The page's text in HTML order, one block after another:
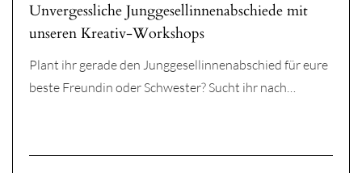
Unvergessliche Junggesellinnenabschiede mit
unseren Kreativ-Workshops
Plant ihr gerade den Junggesellinnenabschied für eure
beste Freundin oder Schwester? Sucht ihr nach…